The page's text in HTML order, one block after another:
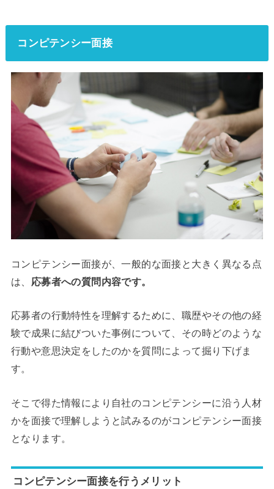
コンピテンシー面接
コンピテンシー面接が、一般的な面接と大きく異なる点
は、 応募者への質問内容です。
応募者の行動特性を理解するために、職歴やその他の経
験で成果に結びついた事例について、その時どのような
行動や意思決定をしたのかを質問によって掘り下げま
す。
そこで得た情報により自社のコンピテンシーに沿う人材
かを面接で理解しようと試みるのがコンピテンシー面接
となります。
コンピテンシー面接を行うメリット